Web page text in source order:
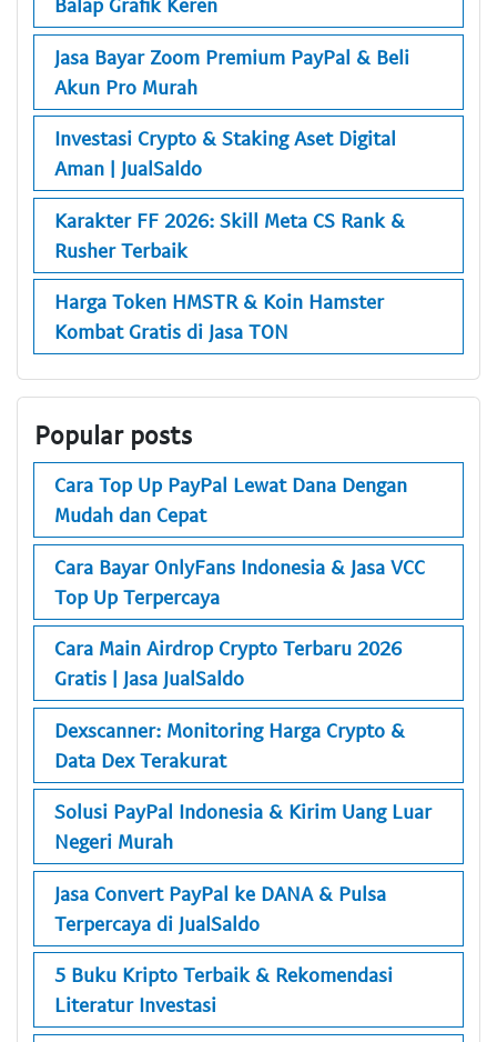
Jasa Bayar Zoom Premium PayPal & Beli
Akun Pro Murah
Investasi Crypto & Staking Aset Digital
Aman | JualSaldo
Karakter FF 2026: Skill Meta CS Rank &
Rusher Terbaik
Harga Token HMSTR & Koin Hamster
Kombat Gratis di Jasa TON
Popular posts
Cara Top Up PayPal Lewat Dana Dengan
Mudah dan Cepat
Cara Bayar OnlyFans Indonesia & Jasa VCC
Top Up Terpercaya
Cara Main Airdrop Crypto Terbaru 2026
Gratis | Jasa JualSaldo
Dexscanner: Monitoring Harga Crypto &
Data Dex Terakurat
Solusi PayPal Indonesia & Kirim Uang Luar
Negeri Murah
Jasa Convert PayPal ke DANA & Pulsa
Terpercaya di JualSaldo
5 Buku Kripto Terbaik & Rekomendasi
Literatur Investasi